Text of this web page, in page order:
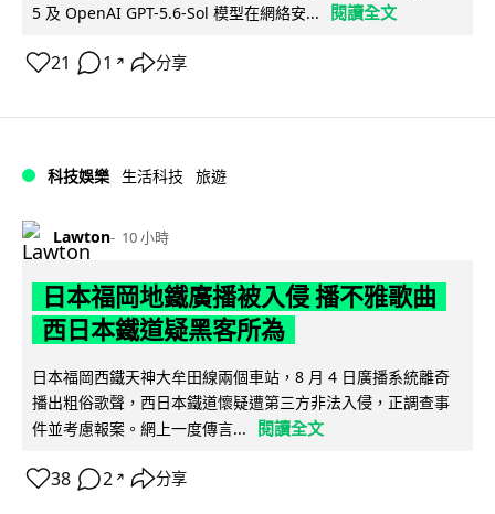
5 及 OpenAI GPT-5.6-Sol 模型在網絡安...
閱讀全文
21 1 ↗ 分享
科技娛樂 生活科技 旅遊
Lawton 10 小時
日本福岡地鐵廣播被入侵 播不雅歌曲
西日本鐵道疑黑客所為
日本福岡西鐵天神大牟田線兩個車站，8 月 4 日廣播系統離奇
播出粗俗歌聲，西日本鐵道懷疑遭第三方非法入侵，正調查事
件並考慮報案。網上一度傳言...
閱讀全文
38 2 ↗ 分享